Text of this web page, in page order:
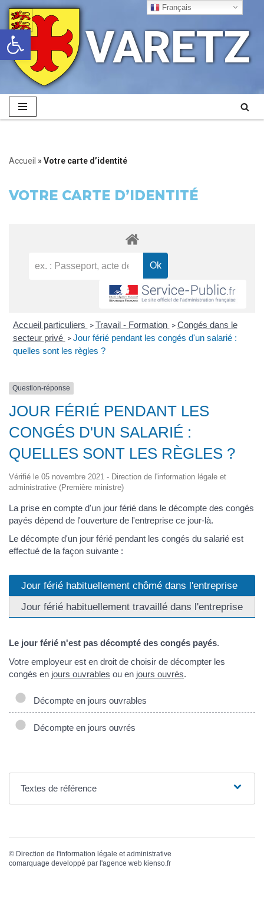
Ouvrir la barre d’outils
Aller
au
contenu
VARETZ
Accueil » Votre carte d’identité
VOTRE CARTE D’IDENTITÉ
Accueil particuliers > Travail - Formation > Congés dans le
secteur privé > Jour férié pendant les congés d'un salarié :
quelles sont les règles ?
Question-réponse
JOUR FÉRIÉ PENDANT LES
CONGÉS D'UN SALARIÉ :
QUELLES SONT LES RÈGLES ?
Vérifié le 05 novembre 2021 - Direction de l'information légale et
administrative (Première ministre)
La prise en compte d'un jour férié dans le décompte des congés
payés dépend de l'ouverture de l'entreprise ce jour-là.
Le décompte d'un jour férié pendant les congés du salarié est
effectué de la façon suivante :
Jour férié habituellement chômé dans l'entreprise
Jour férié habituellement travaillé dans l'entreprise
Le jour férié n'est pas décompté des congés payés.
Votre employeur est en droit de choisir de décompter les
congés en jours ouvrables ou en jours ouvrés.
Décompte en jours ouvrables
Décompte en jours ouvrés
Textes de référence
© Direction de l'information légale et administrative
comarquage developpé par l'agence web kienso.fr
Français